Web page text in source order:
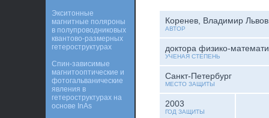
Коренев, Владимир
АВТОР
доктора физико-
УЧЕНАЯ СТЕПЕНЬ
Санкт-Петербург
МЕСТО ЗАЩИТЫ
2003
ГОД ЗАЩИТЫ
Экситонные
магнитные поляроны
в полупроводниковых
квантово-размерных
гетероструктурах
Спин-зависимые
магнитооптические и
фотогальванические
явления в
гетероструктурах на
основе InAs